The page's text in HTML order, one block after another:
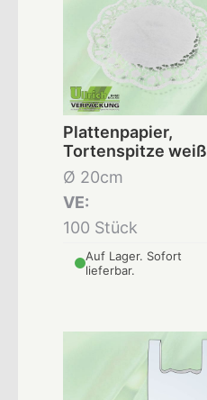
Plattenpapier,
Tortenspitze weiß
Ø 20cm
VE:
100 Stück
Auf Lager. Sofort
lieferbar.